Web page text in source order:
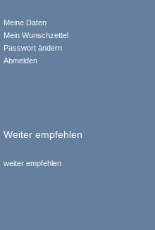
Meine Daten
Mein Wunschzettel
Passwort ändern
Abmelden
Weiter empfehlen
weiter empfehlen